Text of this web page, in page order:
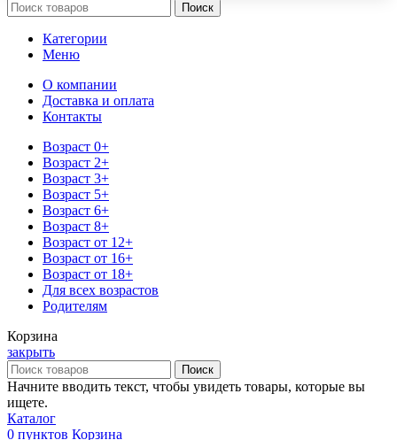
Поиск
Категории
Меню
О компании
Доставка и оплата
Контакты
Возраст 0+
Возраст 2+
Возраст 3+
Возраст 5+
Возраст 6+
Возраст 8+
Возраст от 12+
Возраст от 16+
Возраст от 18+
Для всех возрастов
Родителям
Корзина
закрыть
Поиск
Начните вводить текст, чтобы увидеть товары, которые вы
ищете.
Каталог
0 пунктов Корзина